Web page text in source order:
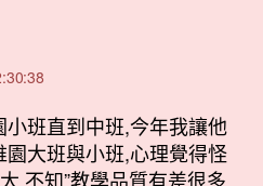
小班直到中班,今年我讓他
園大班與小班,心理覺得怪
,不知”教學品質有差很多